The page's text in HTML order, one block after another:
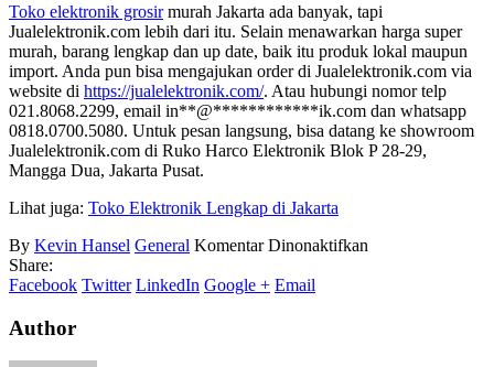
Toko elektronik grosirmurah Jakarta ada banyak, tapi
Jualelektronik.com lebih dari itu. Selain menawarkan harga super
murah, barang lengkap dan up date, baik itu produk lokal maupun
import. Anda pun bisa mengajukan order di Jualelektronik.com via
website di https://jualelektronik.com/. Atau hubungi nomor telp
021.8068.2299, email in**@************ik.com dan whatsapp
0818.0700.5080. Untuk pesan langsung, bisa datang ke showroom
Jualelektronik.com di Ruko Harco Elektronik Blok P 28-29,
Mangga Dua, Jakarta Pusat.
Lihat juga: Toko Elektronik Lengkap di Jakarta
By Kevin Hansel General Komentar Dinonaktifkan
Share:
Facebook Twitter LinkedIn Google + Email
Author